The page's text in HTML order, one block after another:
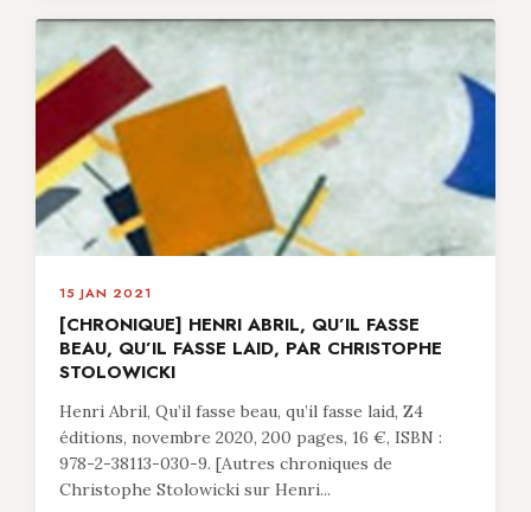
15 JAN 2021
[CHRONIQUE] HENRI ABRIL, QU’IL FASSE
BEAU, QU’IL FASSE LAID, PAR CHRISTOPHE
STOLOWICKI
Henri Abril, Qu’il fasse beau, qu’il fasse laid, Z4
éditions, novembre 2020, 200 pages, 16 €, ISBN :
978-2-38113-030-9. [Autres chroniques de
Christophe Stolowicki sur Henri...